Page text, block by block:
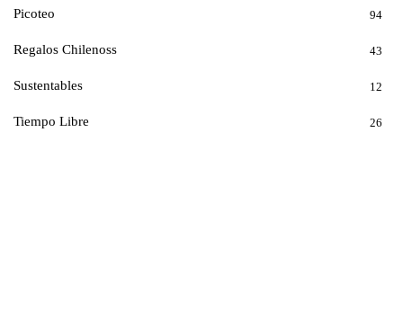
Picoteo 94
Regalos Chilenoss 43
Sustentables 12
Tiempo Libre 26